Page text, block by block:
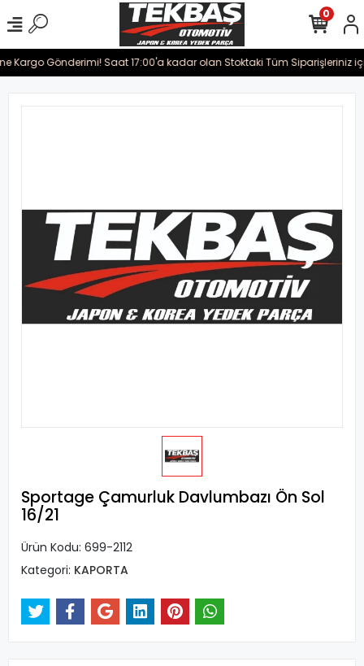
Kargo Gönderimi! Saat 17:00'a kadar olan Stoktaki Tüm Siparişleriniz
0
Sportage Çamurluk Davlumbazı Ön Sol
16/21
Ürün Kodu: 699-2112
Kategori: KAPORTA